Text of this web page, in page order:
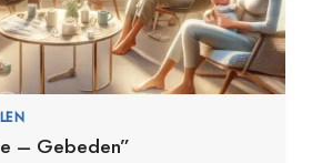
– Gebeden”